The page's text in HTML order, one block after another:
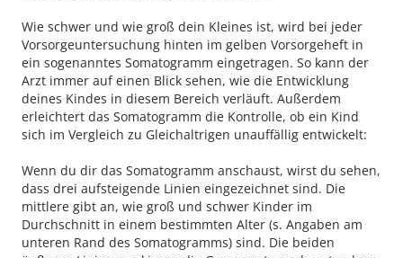
Wie schwer und wie groß dein Kleines ist, wird bei jeder
Vorsorgeuntersuchung hinten im gelben Vorsorgeheft in
ein sogenanntes Somatogramm eingetragen. So kann der
Arzt immer auf einen Blick sehen, wie die Entwicklung
deines Kindes in diesem Bereich verläuft. Außerdem
erleichtert das Somatogramm die Kontrolle, ob ein Kind
sich im Vergleich zu Gleichaltrigen unauffällig entwickelt:
Wenn du dir das Somatogramm anschaust, wirst du sehen,
dass drei aufsteigende Linien eingezeichnet sind. Die
mittlere gibt an, wie groß und schwer Kinder im
Durchschnitt in einem bestimmten Alter (s. Angaben am
unteren Rand des Somatogramms) sind. Die beiden